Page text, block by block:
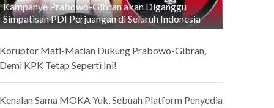
Kampanye Prabowo-Gibran akan Diganggu
Simpatisan PDI Perjuangan di Seluruh Indonesia
Mati-Matian Dukung Prabowo-Gibran,
KPK Tetap Seperti Ini!
Sama MOKA Yuk, Sebuah Platform Penyedia